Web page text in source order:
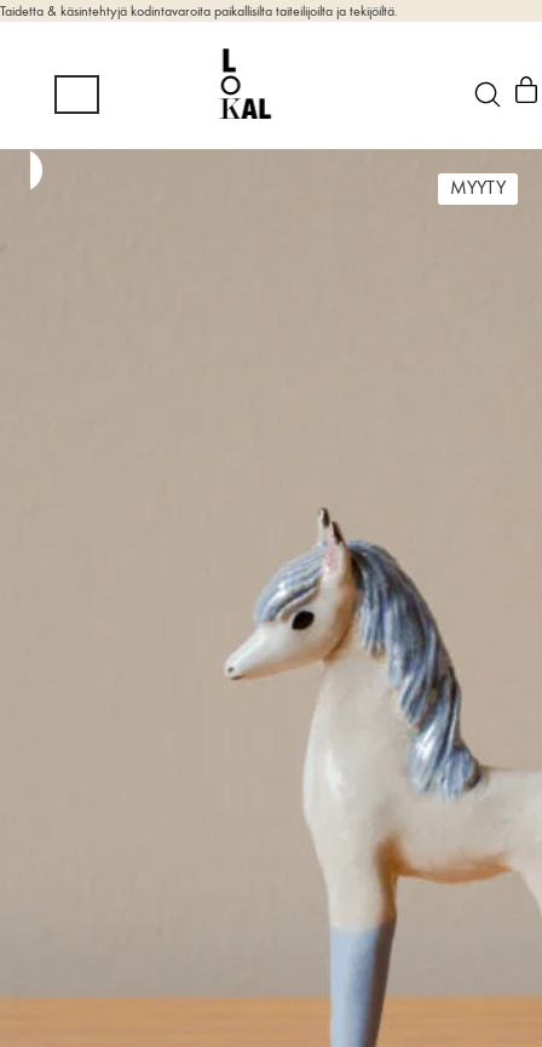
Taidetta & käsintehtyjä kodintavaroita paikallisilta taiteilijoilta ja tekijöiltä.
MYYTY